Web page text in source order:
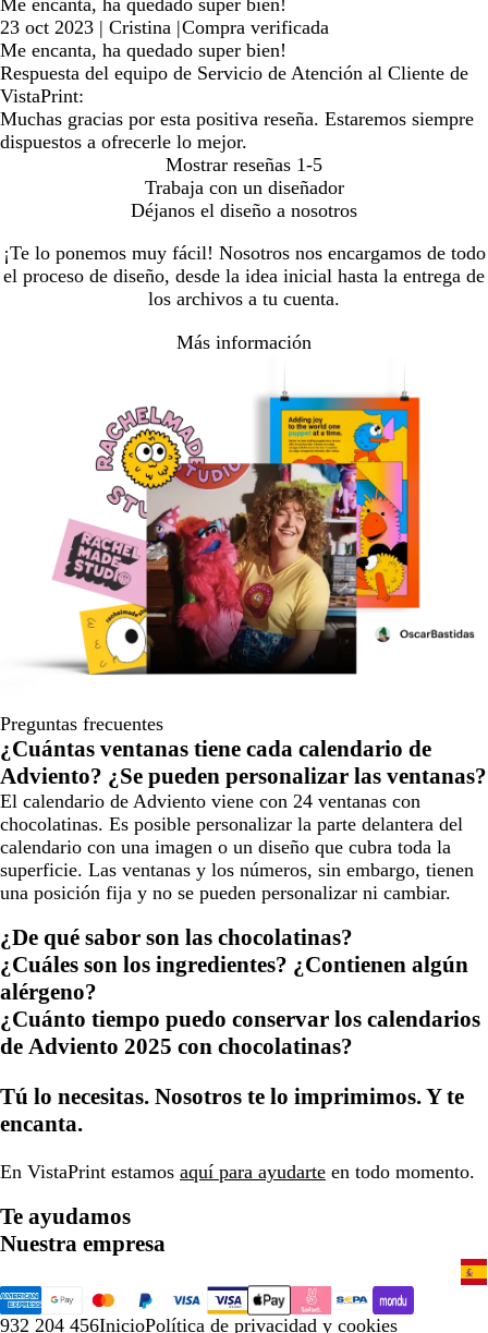
Me encanta, ha quedado super bien!
23 oct 2023 | Cristina |Compra verificada
Me encanta, ha quedado super bien!
Respuesta del equipo de Servicio de Atención al Cliente de
VistaPrint:
Muchas gracias por esta positiva reseña. Estaremos siempre
dispuestos a ofrecerle lo mejor.
Mostrar reseñas 1-5
Trabaja con un diseñador
Déjanos el diseño a nosotros
¡Te lo ponemos muy fácil! Nosotros nos encargamos de todo
el proceso de diseño, desde la idea inicial hasta la entrega de
los archivos a tu cuenta.
Más información
Preguntas frecuentes
¿Cuántas ventanas tiene cada calendario de
Adviento? ¿Se pueden personalizar las ventanas?
El calendario de Adviento viene con 24 ventanas con
chocolatinas. Es posible personalizar la parte delantera del
calendario con una imagen o un diseño que cubra toda la
superficie. Las ventanas y los números, sin embargo, tienen
una posición fija y no se pueden personalizar ni cambiar.
¿De qué sabor son las chocolatinas?
¿Cuáles son los ingredientes? ¿Contienen algún
alérgeno?
¿Cuánto tiempo puedo conservar los calendarios
de Adviento 2025 con chocolatinas?
Tú lo necesitas. Nosotros te lo imprimimos. Y te
encanta.
En VistaPrint estamos aquí para ayudarte en todo momento.
Te ayudamos
Nuestra empresa
932 204 456InicioPolítica de privacidad y cookies